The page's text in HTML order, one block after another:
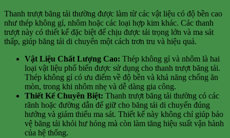
Thanh trượt băng tải thường được làm từ các vật liệu có độ bền cao
như thép không gỉ, nhôm hoặc các loại hợp kim khác. Các thanh
trượt này có thiết kế đặc biệt để chịu được tải trọng lớn và ma sát
thấp, giúp băng tải di chuyển một cách trơn tru và hiệu quả.
Vật Liệu Chất Lượng Cao: Thép không gỉ và nhôm là hai
loại vật liệu phổ biến được sử dụng cho thanh trượt băng tải.
Thép không gỉ có ưu điểm về độ bền và khả năng chống ăn
mòn, trong khi nhôm nhẹ và dễ dàng gia công.
Thiết Kế Chuyên Biệt: Thanh trượt băng tải thường có các
rãnh hoặc đường dẫn để giữ cho băng tải di chuyển đúng
hướng và giảm thiểu ma sát. Thiết kế này không chỉ giúp bảo
vệ băng tải khỏi hư hỏng mà còn làm tăng hiệu suất vận hành
của hệ thống.